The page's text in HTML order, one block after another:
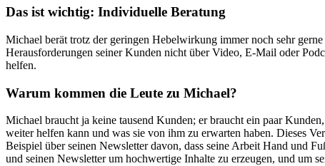
Das ist wichtig: Individuelle Beratung
Michael berät trotz der geringen Hebelwirkung immer noch sehr
Herausforderungen seiner Kunden nicht über Video, E-Mail oder
helfen.
Warum kommen die Leute zu Michael?
Michael braucht ja keine tausend Kunden; er braucht ein paar
weiter helfen kann und was sie von ihm zu erwarten haben. Dieses
Beispiel über seinen Newsletter davon, dass seine Arbeit Hand und
und seinen Newsletter um hochwertige Inhalte zu erzeugen, und um